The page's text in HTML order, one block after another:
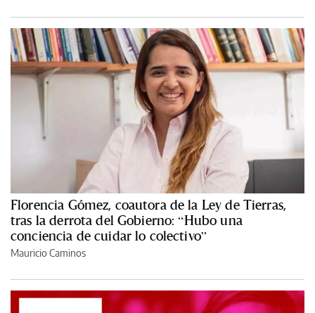
Florencia Gómez, coautora de la Ley de Tierras,
tras la derrota del Gobierno: “Hubo una
conciencia de cuidar lo colectivo”
Mauricio Caminos